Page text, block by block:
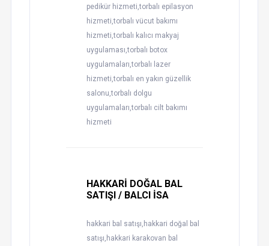
pedikür hizmeti,torbalı epilasyon
hizmeti,torbalı vücut bakımı
hizmeti,torbalı kalıcı makyaj
uygulaması,torbalı botox
uygulamaları,torbalı lazer
hizmeti,torbalı en yakın güzellik
salonu,torbalı dolgu
uygulamaları,torbalı cilt bakımı
hizmeti
HAKKARİ DOĞAL BAL
SATIŞI / BALCI İSA
hakkari bal satışı,hakkari doğal bal
satışı,hakkari karakovan bal